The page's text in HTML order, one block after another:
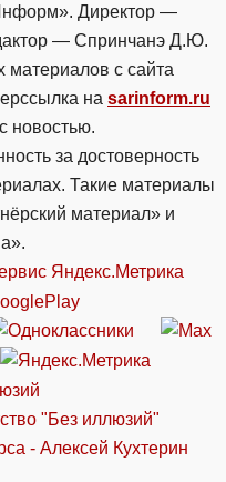
Директор —
— Спринчанэ Д.Ю.
с сайта
на sarinform.ru
новостью.
за достоверность
Такие материалы
материал» и
Яндекс.Метрика
"Без иллюзий"
- Алексей Кухтерин